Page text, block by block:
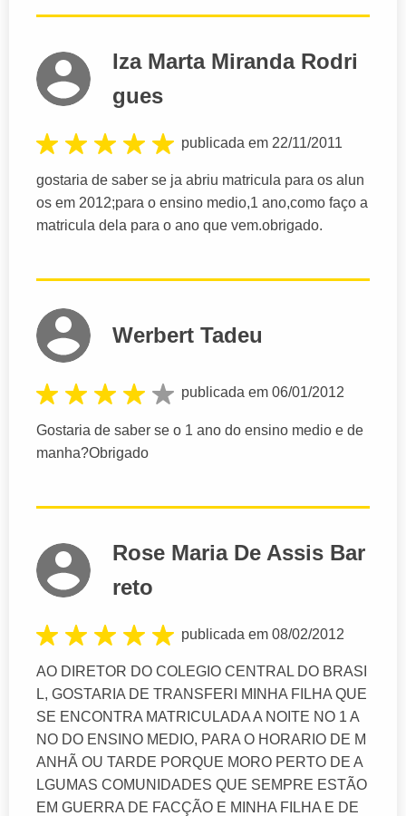
Iza Marta Miranda Rodri
gues
publicada em 22/11/2011
gostaria de saber se ja abriu matricula para os alun
os em 2012;para o ensino medio,1 ano,como faço a
matricula dela para o ano que vem.obrigado.
Werbert Tadeu
publicada em 06/01/2012
Gostaria de saber se o 1 ano do ensino medio e de
manha?Obrigado
Rose Maria De Assis Bar
reto
publicada em 08/02/2012
AO DIRETOR DO COLEGIO CENTRAL DO BRASI
L, GOSTARIA DE TRANSFERI MINHA FILHA QUE
SE ENCONTRA MATRICULADA A NOITE NO 1 A
NO DO ENSINO MEDIO, PARA O HORARIO DE M
ANHÃ OU TARDE PORQUE MORO PERTO DE A
LGUMAS COMUNIDADES QUE SEMPRE ESTÃO
EM GUERRA DE FACÇÃO E MINHA FILHA E DE